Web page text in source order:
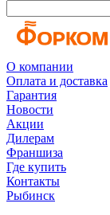
О компании
Оплата и доставка
Гарантия
Новости
Акции
Дилерам
Франшиза
Где купить
Контакты
Рыбинск